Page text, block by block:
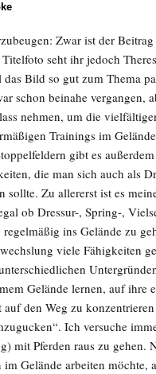
Zwar ist der
seht ihr jedoch
Bild so gut zum Thema
schon beinahe vergangen,
nehmen, um die
Trainings im
gibt es
die man sich auch als
sollte. Zu allererst ist es
ob Dressur-, Spring-,
ins Gelände zu
viele Fähigkeiten
Gelände lernen, auf ihre
auf den Weg zu
Ich versuche
mit Pferden raus zu gehen.
im Gelände arbeiten möchte,